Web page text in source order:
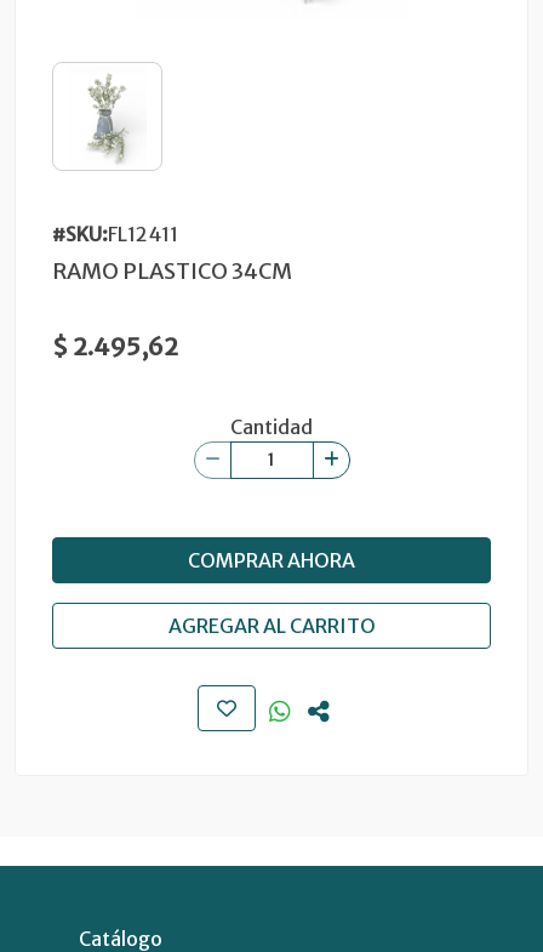
#SKU:FL12411
RAMO PLASTICO 34CM
$ 2.495,62
Cantidad
COMPRAR AHORA
AGREGAR AL CARRITO
Catálogo